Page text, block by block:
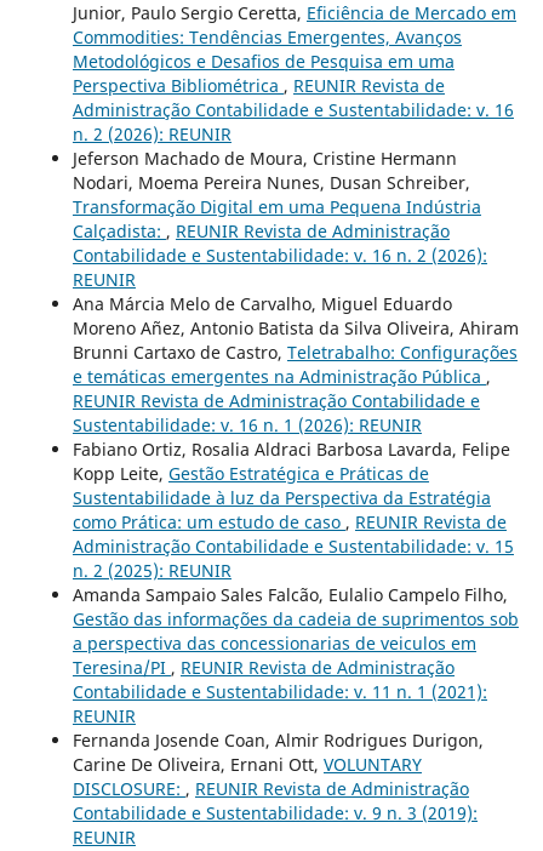
Junior, Paulo Sergio Ceretta, Eficiência de Mercado em
Commodities: Tendências Emergentes, Avanços
Metodológicos e Desafios de Pesquisa em uma
Perspectiva Bibliométrica , REUNIR Revista de
Administração Contabilidade e Sustentabilidade: v. 16
n. 2 (2026): REUNIR
Jeferson Machado de Moura, Cristine Hermann
Nodari, Moema Pereira Nunes, Dusan Schreiber,
Transformação Digital em uma Pequena Indústria
Calçadista: , REUNIR Revista de Administração
Contabilidade e Sustentabilidade: v. 16 n. 2 (2026):
REUNIR
Ana Márcia Melo de Carvalho, Miguel Eduardo
Moreno Añez, Antonio Batista da Silva Oliveira, Ahiram
Brunni Cartaxo de Castro, Teletrabalho: Configurações
e temáticas emergentes na Administração Pública ,
REUNIR Revista de Administração Contabilidade e
Sustentabilidade: v. 16 n. 1 (2026): REUNIR
Fabiano Ortiz, Rosalia Aldraci Barbosa Lavarda, Felipe
Kopp Leite, Gestão Estratégica e Práticas de
Sustentabilidade à luz da Perspectiva da Estratégia
como Prática: um estudo de caso , REUNIR Revista de
Administração Contabilidade e Sustentabilidade: v. 15
n. 2 (2025): REUNIR
Amanda Sampaio Sales Falcão, Eulalio Campelo Filho,
Gestão das informações da cadeia de suprimentos sob
a perspectiva das concessionarias de veiculos em
Teresina/PI , REUNIR Revista de Administração
Contabilidade e Sustentabilidade: v. 11 n. 1 (2021):
REUNIR
Fernanda Josende Coan, Almir Rodrigues Durigon,
Carine De Oliveira, Ernani Ott, VOLUNTARY
DISCLOSURE: , REUNIR Revista de Administração
Contabilidade e Sustentabilidade: v. 9 n. 3 (2019):
REUNIR